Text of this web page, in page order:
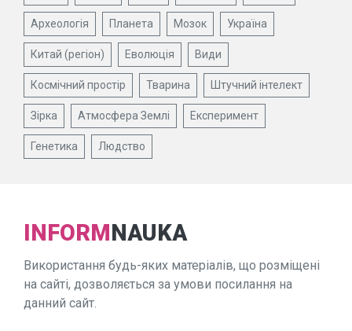
Археологія Планета Мозок Україна
Китай (регіон) Еволюція Види
Космічний простір Тварина Штучний інтелект
Зірка Атмосфера Землі Експеримент
Генетика Людство
INFORMNAUKA
Використання будь-яких матеріалів, що розміщені
на сайті, дозволяється за умови посилання на
данний сайт.